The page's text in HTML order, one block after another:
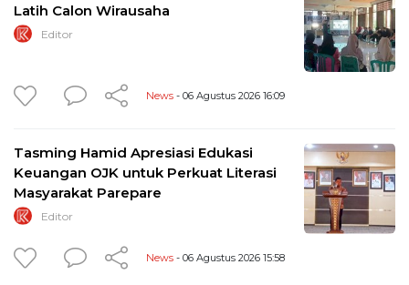
Latih Calon Wirausaha
Editor
News - 06 Agustus 2026 16:09
Tasming Hamid Apresiasi Edukasi
Keuangan OJK untuk Perkuat Literasi
Masyarakat Parepare
Editor
News - 06 Agustus 2026 15:58